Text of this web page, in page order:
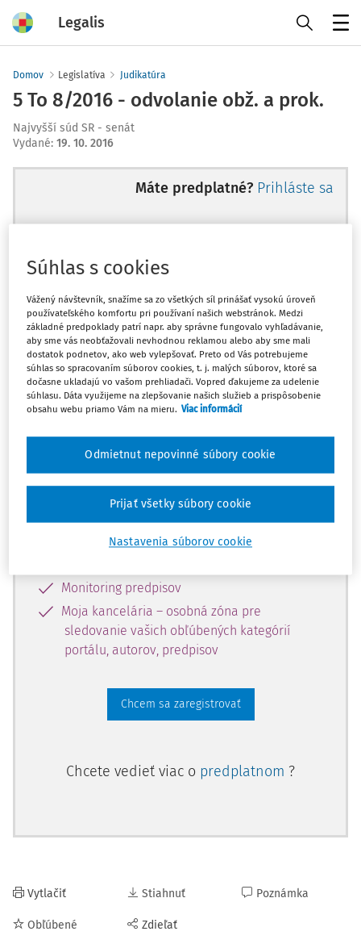
Legalis
Domov Legislatíva Judikatúra
5 To 8/2016 - odvolanie obž. a prok.
Najvyšší súd SR - senát
Vydané: 19. 10. 2016
Máte predplatné? Prihláste sa
Ups, zatiaľ ste si prečítali len
začiatok...
Celý odborný obsah z tejto oblasti je
dostupný predplatiteľom portálu.
obsahu a získajte prístup na 10 dní
zdarma, stačí sa len zaregistrovať.
Vďaka registrácii získate prístup aj k
vybranému obsahu:
Monitoring predpisov
Moja kancelária – osobná zóna pre
sledovanie vašich obľúbených kategórií
portálu, autorov, predpisov
Chcem sa zaregistrovať
Chcete vedieť viac o predplatnom ?
Vytlačiť
Obľúbené
Stiahnuť
Zdieľať
Poznámka
Súhlas s cookies
Vážený návštevník, snažíme sa zo všetkých síl prinášať vysokú úroveň
používateľského komfortu pri používaní našich webstránok. Medzi
základné predpoklady patrí napr. aby správne fungovalo vyhľadávanie,
aby sme vás neobťažovali nevhodnou reklamou alebo aby sme mali
dostatok podnetov, ako web vylepšovať. Preto od Vás potrebujeme
súhlas so spracovaním súborov cookies, t. j. malých súborov, ktoré sa
dočasne ukladajú vo vašom prehliadači. Vopred ďakujeme za udelenie
súhlasu. Dáta využijeme na zlepšovanie našich služieb a prispôsobenie
obsahu webu priamo Vám na mieru. Viac informácií
Nastavenia súborov cookie
Odmietnut nepovinné súbory cookie
Prijať všetky súbory cookie